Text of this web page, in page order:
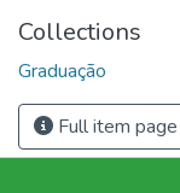
Collections
Graduação
Full item page